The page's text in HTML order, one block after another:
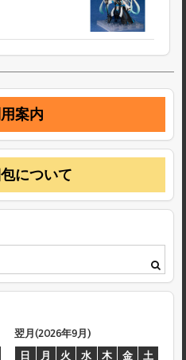
案内
について
翌月(2026年9月)
日
月 火 水 木 金
土